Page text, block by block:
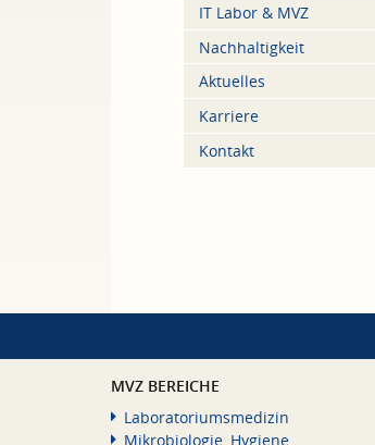
IT Labor & MVZ
Nachhaltigkeit
Aktuelles
Karriere
Kontakt
MVZ BEREICHE
Laboratoriumsmedizin
Mikrobiologie, Hygiene